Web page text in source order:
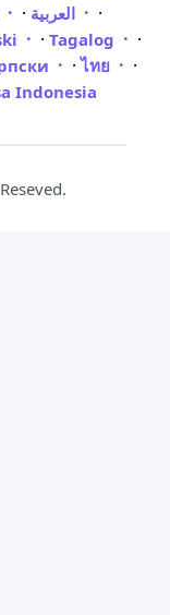
· العربية ·
· Tagalog ·
·ไทย ·
Indonesia